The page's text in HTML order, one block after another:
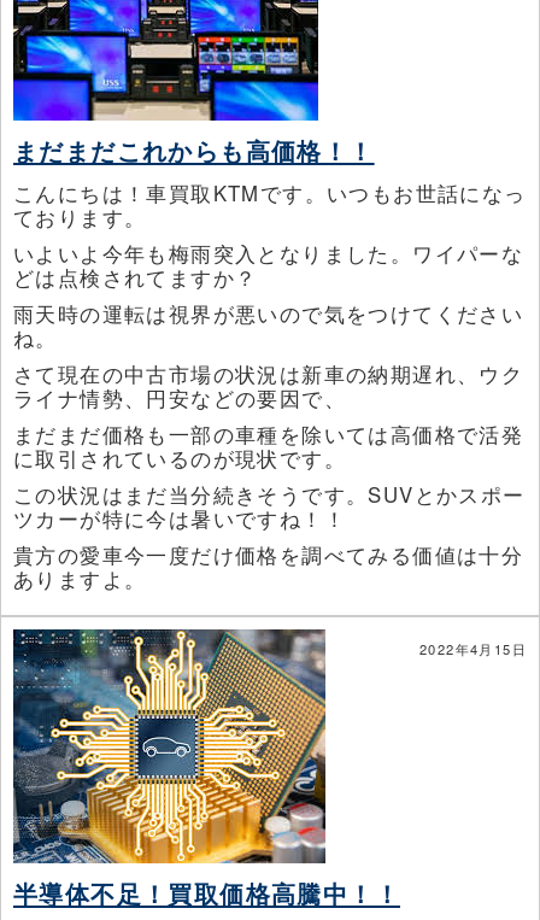
まだまだこれからも高価格！！
こんにちは！車買取KTMです。いつもお世話になっ
ております。
いよいよ今年も梅雨突入となりました。ワイパーな
どは点検されてますか？
雨天時の運転は視界が悪いので気をつけてください
ね。
さて現在の中古市場の状況は新車の納期遅れ、ウク
ライナ情勢、円安などの要因で、
まだまだ価格も一部の車種を除いては高価格で活発
に取引されているのが現状です。
この状況はまだ当分続きそうです。SUVとかスポー
ツカーが特に今は暑いですね！！
貴方の愛車今一度だけ価格を調べてみる価値は十分
ありますよ。
2022年4月15日
半導体不足！買取価格高騰中！！